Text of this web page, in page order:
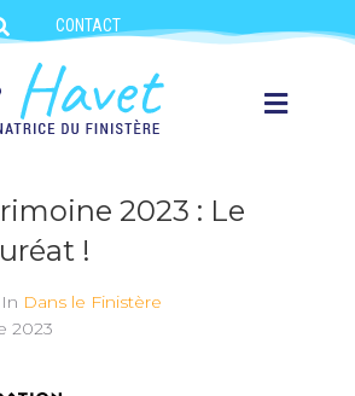
CONTACT
2023 : Le
!
In Dans le Finistère
2023